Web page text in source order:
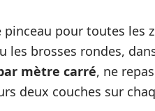
pinceau pour toutes les
les brosses rondes,
mètre carré, ne
deux couches sur